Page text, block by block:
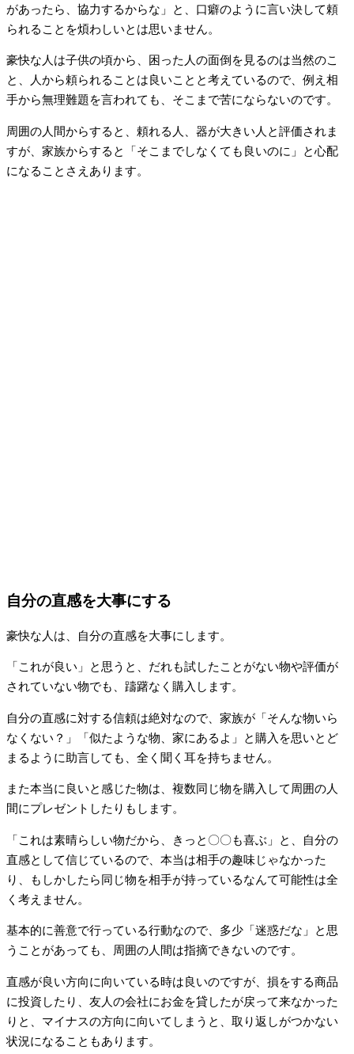
があったら、協力するからな」と、口癖のように言い決して頼
られることを煩わしいとは思いません。
豪快な人は子供の頃から、困った人の面倒を見るのは当然のこ
と、人から頼られることは良いことと考えているので、例え相
手から無理難題を言われても、そこまで苦にならないのです。
周囲の人間からすると、頼れる人、器が大きい人と評価されま
すが、家族からすると「そこまでしなくても良いのに」と心配
になることさえあります。
自分の直感を大事にする
豪快な人は、自分の直感を大事にします。
「これが良い」と思うと、だれも試したことがない物や評価が
されていない物でも、躊躇なく購入します。
自分の直感に対する信頼は絶対なので、家族が「そんな物いら
なくない？」「似たような物、家にあるよ」と購入を思いとど
まるように助言しても、全く聞く耳を持ちません。
また本当に良いと感じた物は、複数同じ物を購入して周囲の人
間にプレゼントしたりもします。
「これは素晴らしい物だから、きっと〇〇も喜ぶ」と、自分の
直感として信じているので、本当は相手の趣味じゃなかった
り、もしかしたら同じ物を相手が持っているなんて可能性は全
く考えません。
基本的に善意で行っている行動なので、多少「迷惑だな」と思
うことがあっても、周囲の人間は指摘できないのです。
直感が良い方向に向いている時は良いのですが、損をする商品
に投資したり、友人の会社にお金を貸したが戻って来なかった
りと、マイナスの方向に向いてしまうと、取り返しがつかない
状況になることもあります。